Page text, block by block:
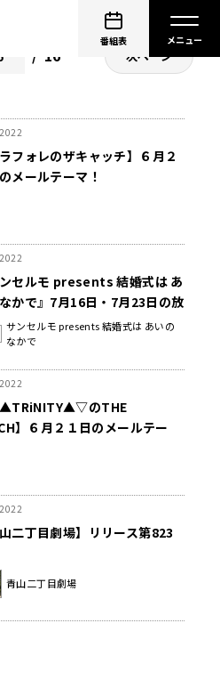
番組表
16 次ページ
ラフォレのザキャッチ】６月２
メールテーマ！
ンセルモ presents 結婚式は あ
かで』7月16日・7月23日の放
嵜麗さんがウェディングドレ
ゲスト出演！
サンセルモ presents 結婚式は あいの
なかで
のTHE
】６月２１日のメールテー
山二丁目劇場】リリース第823
青山二丁目劇場